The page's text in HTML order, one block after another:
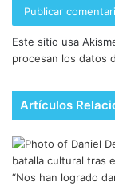
Este sitio usa
procesan los datos
Artículos